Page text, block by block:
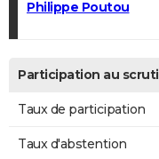
Philippe Poutou
Participation au
Taux de participation
Taux d'abstention